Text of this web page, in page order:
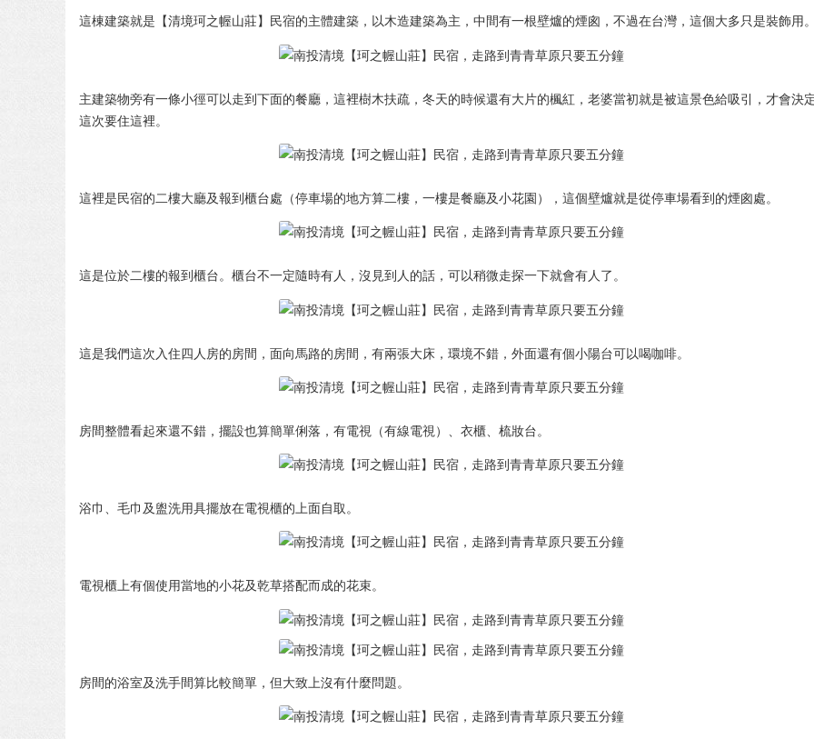
這棟建築就是【清境珂之幄山莊】民宿的主體建築，以木造建築為主，中間有一根壁爐的煙囪，不過在台灣，這個大多只是裝飾用
主建築物旁有一條小徑可以走到下面的餐廳，這裡樹木扶疏，冬天的時候還有大片的楓紅，老婆當初就是被這景色給吸引，才會決
這次要住這裡。
這裡是民宿的二樓大廳及報到櫃台處（停車場的地方算二樓，一樓是餐廳及小花園），這個壁爐就是從停車場看到的煙囪處。
這是位於二樓的報到櫃台。櫃台不一定隨時有人，沒見到人的話，可以稍微走探一下就會有人了。
這是我們這次入住四人房的房間，面向馬路的房間，有兩張大床，環境不錯，外面還有個小陽台可以喝咖啡。
房間整體看起來還不錯，擺設也算簡單俐落，有電視（有線電視）、衣櫃、梳妝台。
浴巾、毛巾及盥洗用具擺放在電視櫃的上面自取。
電視櫃上有個使用當地的小花及乾草搭配而成的花束。
房間的浴室及洗手間算比較簡單，但大致上沒有什麼問題。